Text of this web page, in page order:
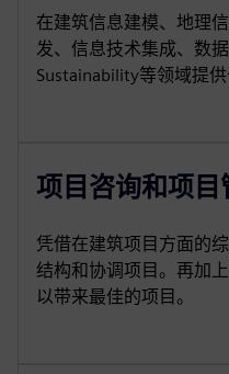
在建筑信息建模、地理
发、信息技术集成、数
Sustainability等领域提供
项目咨询和项目
凭借在建筑项目方面的
结构和协调项目。再加
以带来最佳的项目。